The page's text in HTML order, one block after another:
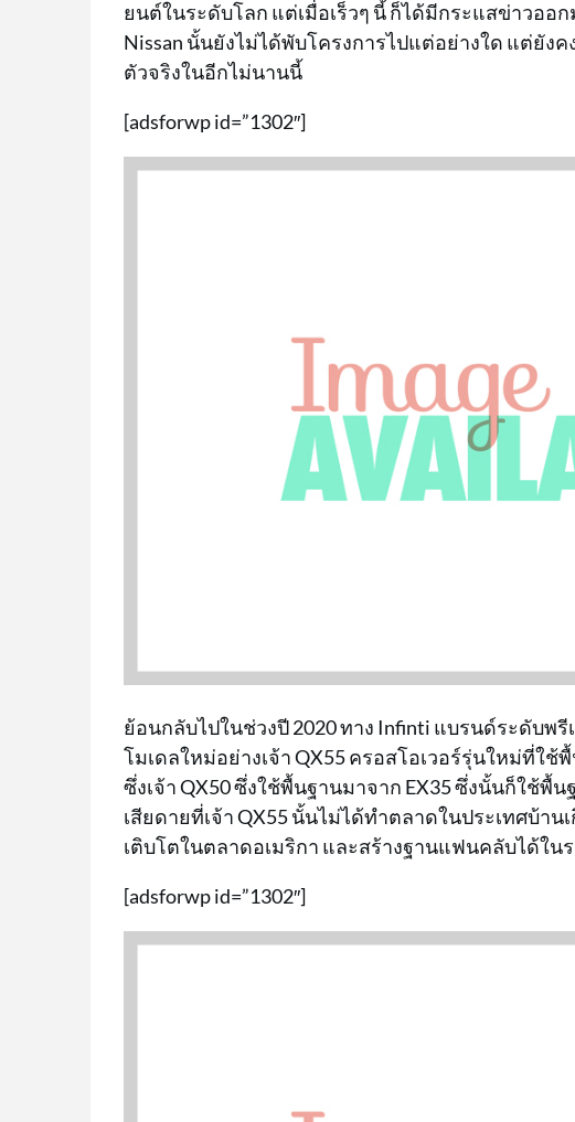
ยนต์ในระดับโลก แต่เมื่อเร็วๆ นี้ ก็ได้มีกระแสข่าวออ
Nissan นั้นยังไม่ได้พับโครงการไปแต่อย่างใด แต่ยัง
ตัวจริงในอีกไม่นานนี้
[adsforwp id=”1302″]
ย้อนกลับไปในช่วงปี 2020 ทาง Infinti แบรนด์ระดับพ
โมเดลใหม่อย่างเจ้า QX55 ครอสโอเวอร์รุ่นใหม่ที่ใ
ซึ่งเจ้า QX50 ซึ่งใช้พื้นฐานมาจาก EX35 ซึ่งนั้นก็ใช้พื้
เสียดายที่เจ้า QX55 นั้นไม่ได้ทำตลาดในประเทศบ้าน
เติบโตในตลาดอเมริกา และสร้างฐานแฟนคลับได้ใน
[adsforwp id=”1302″]